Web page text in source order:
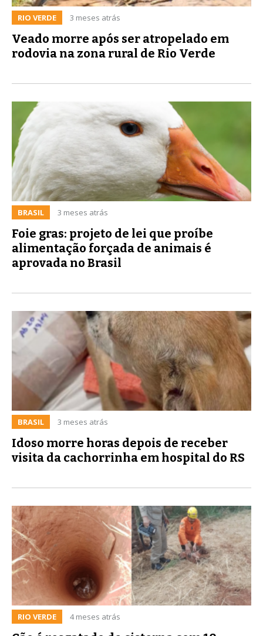
RIO VERDE 3 meses atrás
Veado morre após ser atropelado em
rodovia na zona rural de Rio Verde
BRASIL 3 meses atrás
Foie gras: projeto de lei que proíbe
alimentação forçada de animais é
aprovada no Brasil
BRASIL 3 meses atrás
Idoso morre horas depois de receber
visita da cachorrinha em hospital do RS
RIO VERDE 4 meses atrás